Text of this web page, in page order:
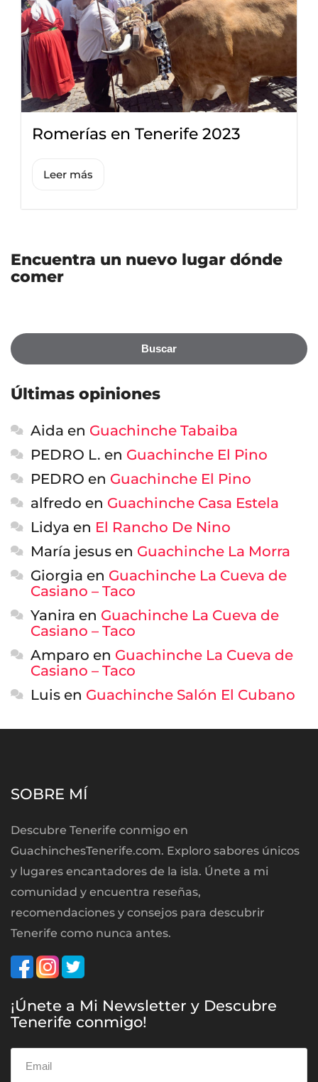
Romerías en Tenerife 2023
Leer más
Encuentra un nuevo lugar dónde
comer
Buscar
Últimas opiniones
Aida en Guachinche Tabaiba
PEDRO L. en Guachinche El Pino
PEDRO en Guachinche El Pino
alfredo en Guachinche Casa Estela
Lidya en El Rancho De Nino
María jesus en Guachinche La Morra
Giorgia en Guachinche La Cueva de
Casiano – Taco
Yanira en Guachinche La Cueva de
Casiano – Taco
Amparo en Guachinche La Cueva de
Casiano – Taco
Luis en Guachinche Salón El Cubano
SOBRE MÍ
Descubre Tenerife conmigo en
GuachinchesTenerife.com. Exploro sabores únicos
y lugares encantadores de la isla. Únete a mi
comunidad y encuentra reseñas,
recomendaciones y consejos para descubrir
Tenerife como nunca antes.
¡Únete a Mi Newsletter y Descubre
Tenerife conmigo!